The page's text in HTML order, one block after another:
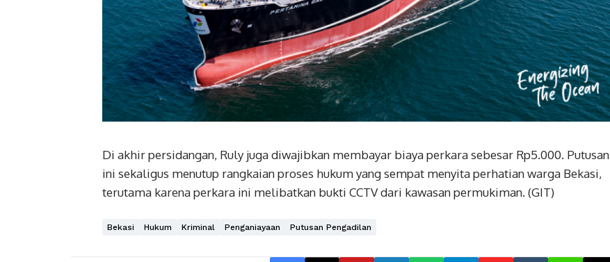
Di akhir persidangan, Ruly juga diwajibkan membayar biaya perkara sebesar Rp5.000. Putusan
ini sekaligus menutup rangkaian proses hukum yang sempat menyita perhatian warga Bekasi,
terutama karena perkara ini melibatkan bukti CCTV dari kawasan permukiman. (GIT)
Bekasi Hukum Kriminal Penganiayaan Putusan Pengadilan